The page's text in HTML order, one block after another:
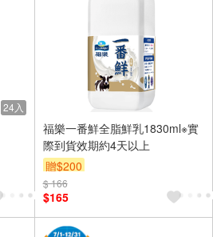
24入
福樂一番鮮全脂鮮乳1830ml※實
際到貨效期約4天以上
贈$200
$ 166
$165